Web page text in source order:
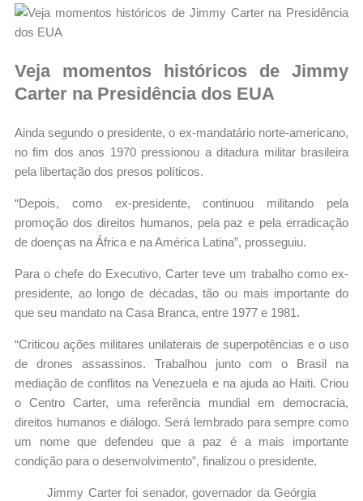
Veja momentos históricos de Jimmy
Carter na Presidência dos EUA
Ainda segundo o presidente, o ex-mandatário norte-americano,
no fim dos anos 1970 pressionou a ditadura militar brasileira
pela libertação dos presos políticos.
“Depois, como ex-presidente, continuou militando pela
promoção dos direitos humanos, pela paz e pela erradicação
de doenças na África e na América Latina”, prosseguiu.
Para o chefe do Executivo, Carter teve um trabalho como ex-
presidente, ao longo de décadas, tão ou mais importante do
que seu mandato na Casa Branca, entre 1977 e 1981.
“Criticou ações militares unilaterais de superpotências e o uso
de drones assassinos. Trabalhou junto com o Brasil na
mediação de conflitos na Venezuela e na ajuda ao Haiti. Criou
o Centro Carter, uma referência mundial em democracia,
direitos humanos e diálogo. Será lembrado para sempre como
um nome que defendeu que a paz é a mais importante
condição para o desenvolvimento”, finalizou o presidente.
Jimmy Carter foi senador, governador da Geórgia